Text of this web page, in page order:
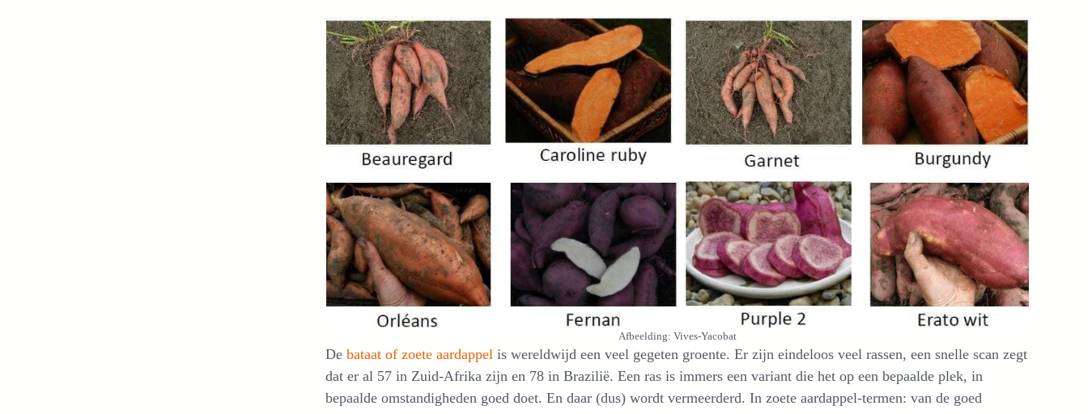
Afbeelding: Vives-Yacobat
De bataat of zoete aardappel is wereldwijd een veel gegeten groente. Er zijn eindeloos veel rassen, een snelle scan zegt
dat er al 57 in Zuid-Afrika zijn en 78 in Brazilië. Een ras is immers een variant die het op een bepaalde plek, in
bepaalde omstandigheden goed doet. En daar (dus) wordt vermeerderd. In zoete aardappel-termen: van de goed